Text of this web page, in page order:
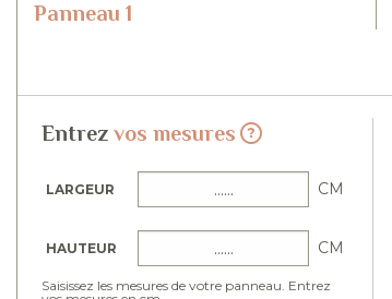
Panneau 1
Entrez vos mesures
LARGEUR CM
HAUTEUR CM
Saisissez les mesures de votre panneau. Entrez